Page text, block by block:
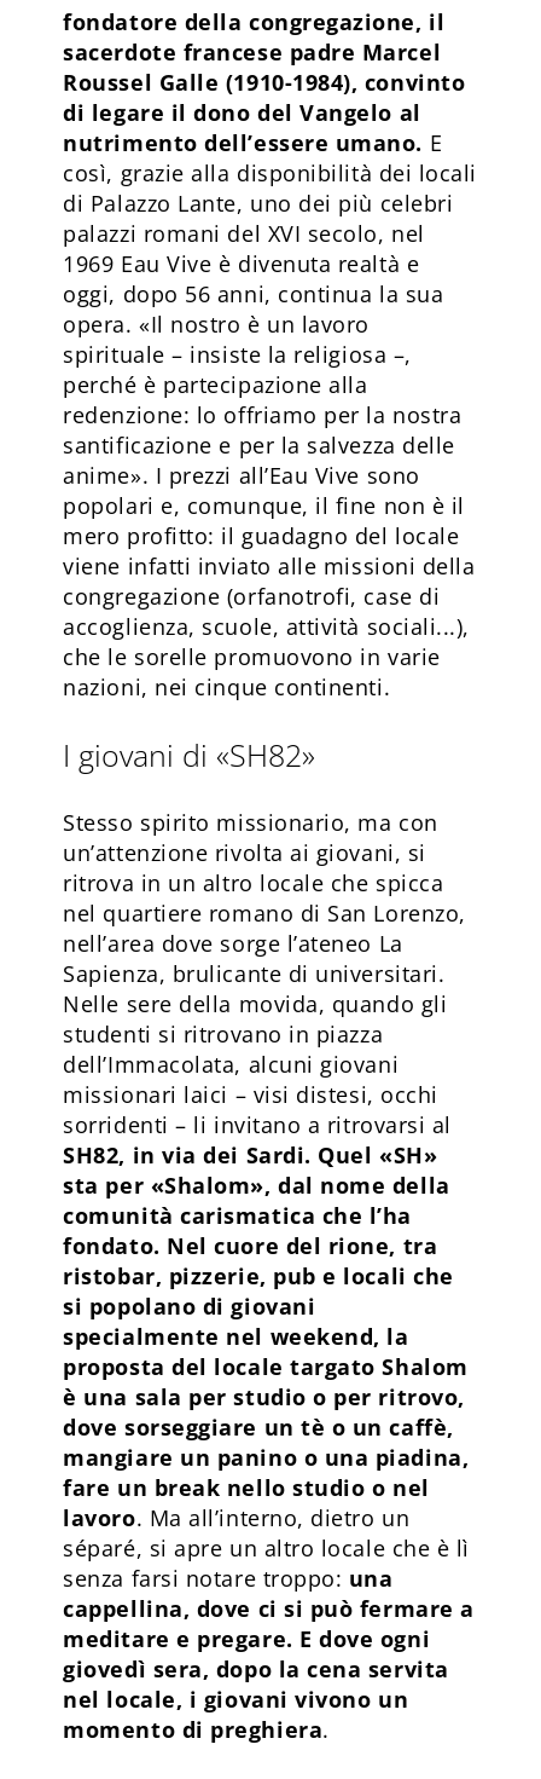
fondatore della congregazione, il
sacerdote francese padre Marcel
Roussel Galle (1910-1984), convinto
di legare il dono del Vangelo al
nutrimento dell’essere umano. E
così, grazie alla disponibilità dei locali
di Palazzo Lante, uno dei più celebri
palazzi romani del XVI secolo, nel
1969 Eau Vive è divenuta realtà e
oggi, dopo 56 anni, continua la sua
opera. «Il nostro è un lavoro
spirituale – insiste la religiosa –,
perché è partecipazione alla
redenzione: lo offriamo per la nostra
santificazione e per la salvezza delle
anime». I prezzi all’Eau Vive sono
popolari e, comunque, il fine non è il
mero profitto: il guadagno del locale
viene infatti inviato alle missioni della
congregazione (orfanotrofi, case di
accoglienza, scuole, attività sociali...),
che le sorelle promuovono in varie
nazioni, nei cinque continenti.
I giovani di «SH82»
Stesso spirito missionario, ma con
un’attenzione rivolta ai giovani, si
ritrova in un altro locale che spicca
nel quartiere romano di San Lorenzo,
nell’area dove sorge l’ateneo La
Sapienza, brulicante di universitari.
Nelle sere della movida, quando gli
studenti si ritrovano in piazza
dell’Immacolata, alcuni giovani
missionari laici – visi distesi, occhi
sorridenti – li invitano a ritrovarsi al
SH82, in via dei Sardi. Quel «SH»
sta per «Shalom», dal nome della
comunità carismatica che l’ha
fondato. Nel cuore del rione, tra
ristobar, pizzerie, pub e locali che
si popolano di giovani
specialmente nel weekend, la
proposta del locale targato Shalom
è una sala per studio o per ritrovo,
dove sorseggiare un tè o un caffè,
mangiare un panino o una piadina,
fare un break nello studio o nel
lavoro. Ma all’interno, dietro un
séparé, si apre un altro locale che è lì
senza farsi notare troppo: una
cappellina, dove ci si può fermare a
meditare e pregare. E dove ogni
giovedì sera, dopo la cena servita
nel locale, i giovani vivono un
momento di preghiera.